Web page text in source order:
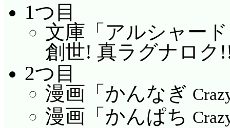
1つ目
文庫「アルシャー
創世! 真ラグナロク
2つ目
漫画「かんなぎ
漫画「かんぱち